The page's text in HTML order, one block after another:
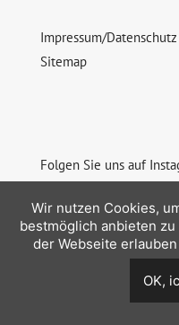
Impressum/Datenschutz
Sitemap
Folgen Sie uns auf
© 2026
Wir nutzen Cookies,
bestmöglich anbieten
der Webseite
OK,